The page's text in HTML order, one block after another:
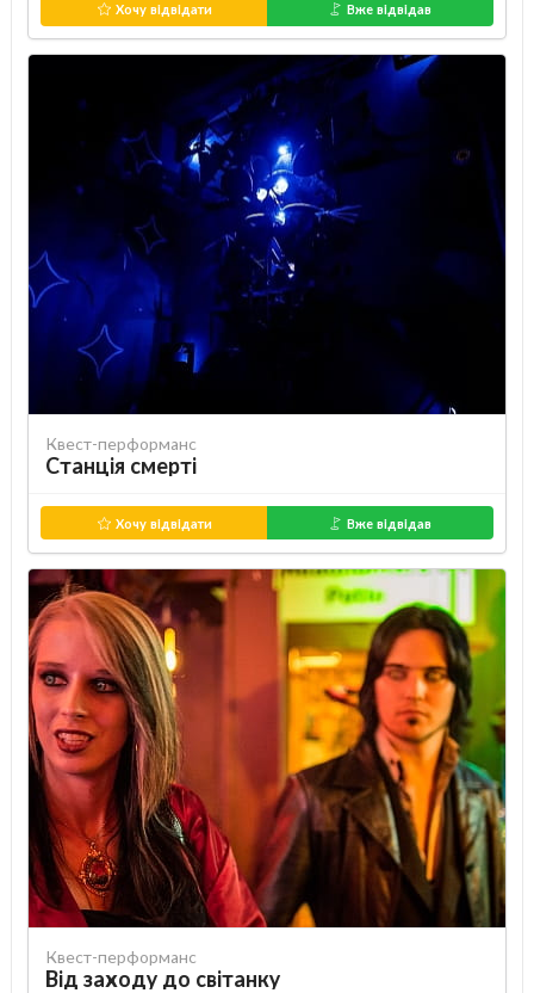
Хочу відвідати Вже відвідав
Квест-перформанс
Станція смерті
Хочу відвідати Вже відвідав
Квест-перформанс
Від заходу до світанку